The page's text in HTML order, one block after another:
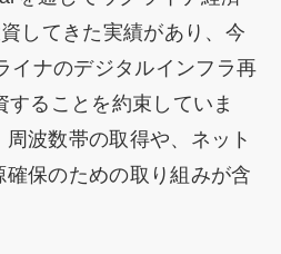
してきた実績があり、今
イナのデジタルインフラ再
ることを約束していま
波数帯の取得や、ネット
保のための取り組みが含